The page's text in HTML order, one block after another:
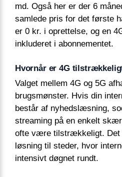
md. Også her er der 6
samlede pris for det første
er 0 kr. i oprettelse, og en
inkluderet i abonnementet.
Hvornår er 4G
Valget mellem 4G og 5G
brugsmønster. Hvis din
består af nyhedslæsning,
streaming på en enkelt
ofte være tilstrækkeligt. Det
løsning til steder, hvor
intensivt døgnet rundt.